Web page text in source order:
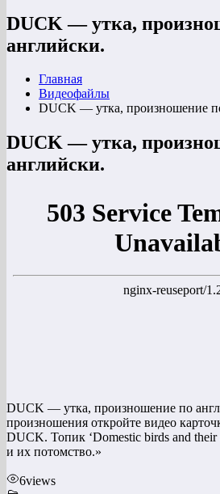
DUCK — утка,
английски.
Главная
Видеофайлы
DUCK — утка, произношение
DUCK — утка,
английски.
DUCK — утка, произношение по
произношения откройте видео
DUCK. Топик ‘Domestic birds and
и их потомство.»
6views